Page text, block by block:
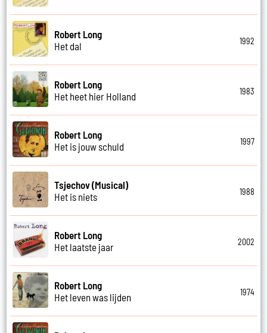
Robert Long
Het dal
1992
Robert Long
Het heet hier Holland
1983
Robert Long
Het is jouw schuld
1997
Tsjechov (Musical)
Het is niets
1988
Robert Long
Het laatste jaar
2002
Robert Long
Het leven was lijden
1974